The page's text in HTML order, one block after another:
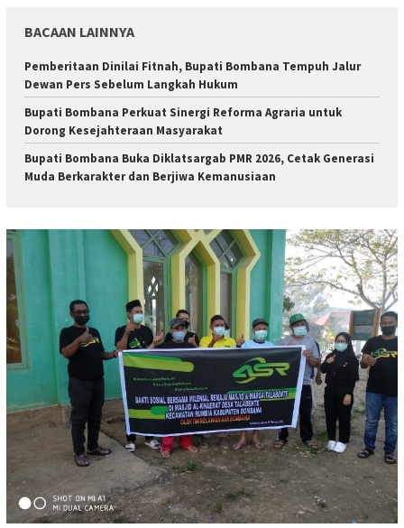
BACAAN LAINNYA
Pemberitaan Dinilai Fitnah, Bupati Bombana Tempuh Jalur
Dewan Pers Sebelum Langkah Hukum
Bupati Bombana Perkuat Sinergi Reforma Agraria untuk
Dorong Kesejahteraan Masyarakat
Bupati Bombana Buka Diklatsargab PMR 2026, Cetak Generasi
Muda Berkarakter dan Berjiwa Kemanusiaan